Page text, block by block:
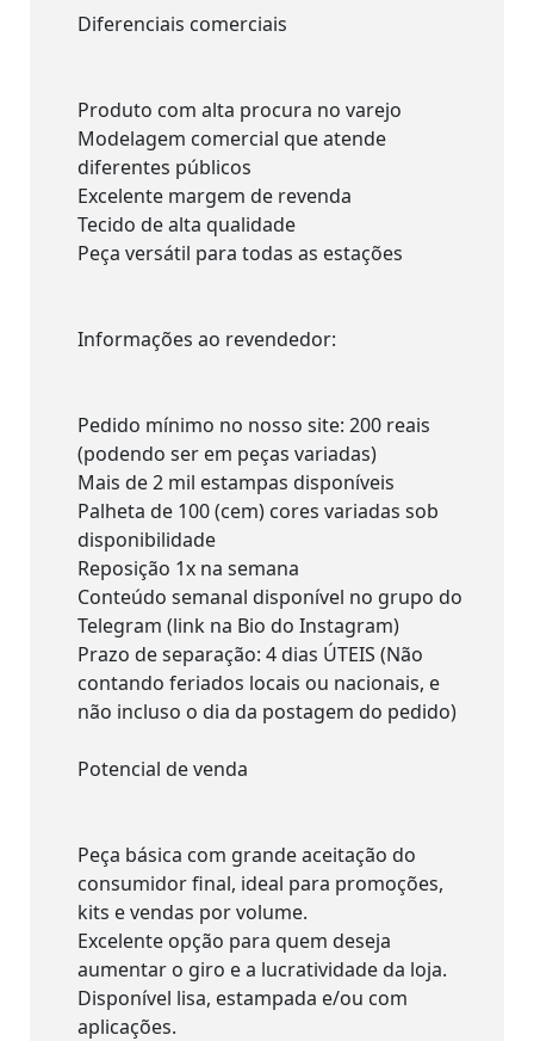
Diferenciais comerciais
Produto com alta procura no varejo
Modelagem comercial que atende
diferentes públicos
Excelente margem de revenda
Tecido de alta qualidade
Peça versátil para todas as estações
Informações ao revendedor:
Pedido mínimo no nosso site: 200 reais
(podendo ser em peças variadas)
Mais de 2 mil estampas disponíveis
Palheta de 100 (cem) cores variadas sob
disponibilidade
Reposição 1x na semana
Conteúdo semanal disponível no grupo do
Telegram (link na Bio do Instagram)
Prazo de separação: 4 dias ÚTEIS (Não
contando feriados locais ou nacionais, e
não incluso o dia da postagem do pedido)
Potencial de venda
Peça básica com grande aceitação do
consumidor final, ideal para promoções,
kits e vendas por volume.
Excelente opção para quem deseja
aumentar o giro e a lucratividade da loja.
Disponível lisa, estampada e/ou com
aplicações.